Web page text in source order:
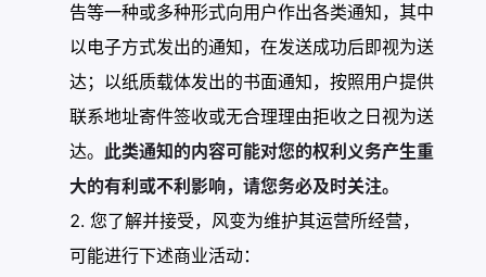
告等一种或多种形式向用户作出各类通知，其中
以电子方式发出的通知，在发送成功后即视为送
达；以纸质载体发出的书面通知，按照用户提供
联系地址寄件签收或无合理理由拒收之日视为送
达。 此类通知的内容可能对您的权利义务产生重
大的有利或不利影响，请您务必及时关注。
您了解并接受，风变为维护其运营所经营，
可能进行下述商业活动：